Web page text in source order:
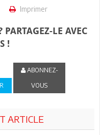
Imprimer
LE AVEC
!
ABONNEZ-
VOUS
ARTICLE